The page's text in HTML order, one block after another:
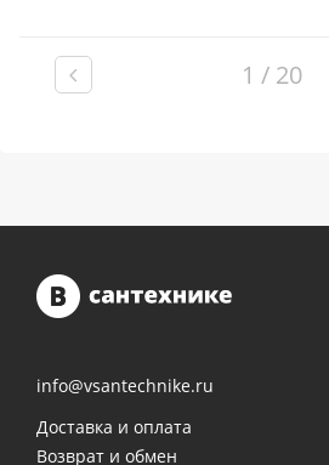
1 / 20
info@vsantechnike.ru
Доставка и оплата
Возврат и обмен